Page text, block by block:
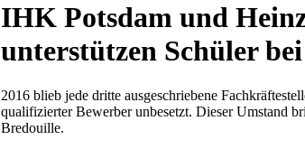
IHK Potsdam und
unterstützen Schüler
2016 blieb jede dritte ausgeschriebene
qualifizierter Bewerber unbesetzt. Dieser Umstand
Bredouille.